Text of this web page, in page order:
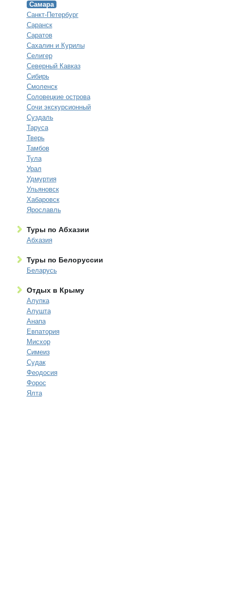
Самара
Санкт-Петербург
Саранск
Саратов
Сахалин и Курилы
Селигер
Северный Кавказ
Сибирь
Смоленск
Соловецкие острова
Сочи экскурсионный
Суздаль
Таруса
Тверь
Тамбов
Тула
Урал
Удмуртия
Ульяновск
Хабаровск
Ярославль
Туры по Абхазии
Абхазия
Туры по Белоруссии
Беларусь
Отдых в Крыму
Алупка
Алушта
Анапа
Евпатория
Мисхор
Симеиз
Судак
Феодосия
Форос
Ялта